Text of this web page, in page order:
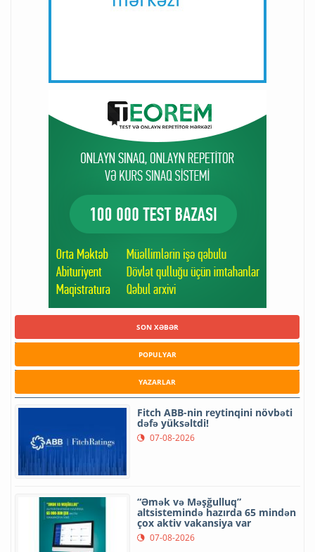
SON XƏBƏR
POPULYAR
YAZARLAR
Fitch ABB-nin reytinqini növbəti
dəfə yüksəltdi!
07-08-2026
“Əmək və Məşğulluq”
altsistemində hazırda 65 mindən
çox aktiv vakansiya var
07-08-2026